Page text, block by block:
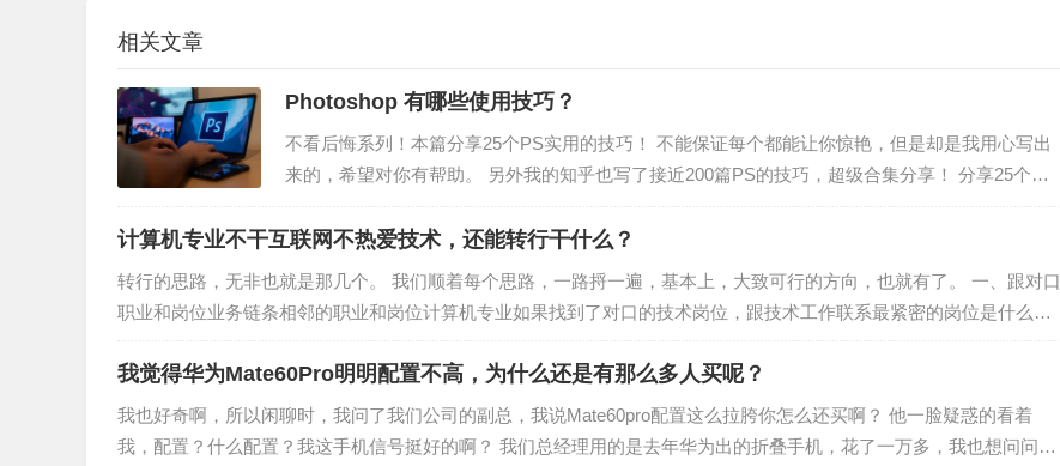
相关文章
Photoshop 有哪些使用技巧？
不看后悔系列！本篇分享25个PS实用的技巧！ 不能保证每个都能让你惊艳，但是却是我用心写出
来的，希望对你有帮助。 另外我的知乎也写了接近200篇PS的技巧，超级合集分享！ 分享25个关
于PS的技巧 一、快速制作文字倒影1、新建文档，15…
计算机专业不干互联网不热爱技术，还能转行干什么？
转行的思路，无非也就是那几个。 我们顺着每个思路，一路捋一遍，基本上，大致可行的方向，也就有了。 一、跟对口
职业和岗位业务链条相邻的职业和岗位计算机专业如果找到了对口的技术岗位，跟技术工作联系最紧密的岗位是什么？
产品经理。当然，大多数产品…
我觉得华为Mate60Pro明明配置不高，为什么还是有那么多人买呢？
我也好奇啊，所以闲聊时，我问了我们公司的副总，我说Mate60pro配置这么拉胯你怎么还买啊？ 他一脸疑惑的看着
我，配置？什么配置？我这手机信号挺好的啊？ 我们总经理用的是去年华为出的折叠手机，花了一万多，我也想问问他